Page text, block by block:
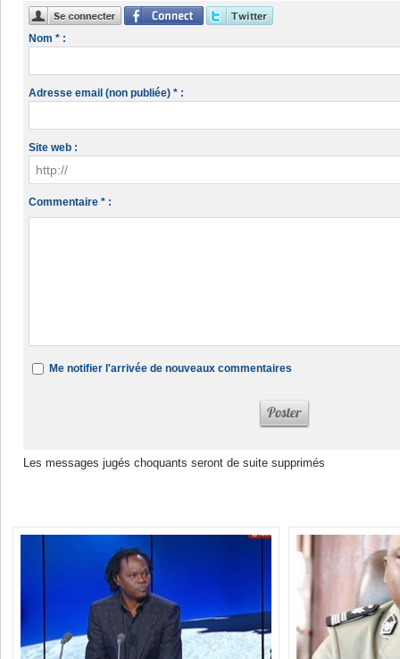
Nom * :
Adresse email (non publiée) * :
Site web :
Commentaire * :
Me notifier l'arrivée de nouveaux commentaires
Les messages jugés choquants seront de suite supprimés